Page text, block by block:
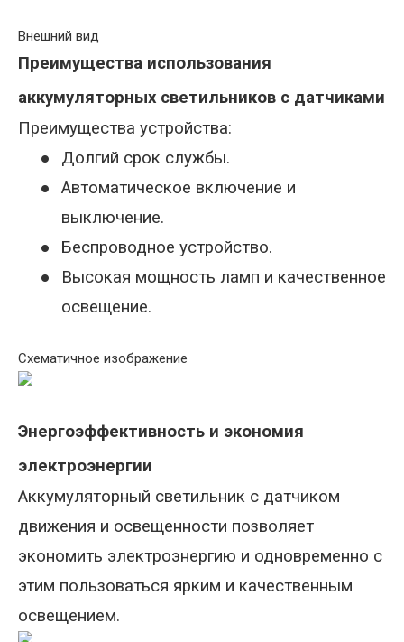
Внешний вид
Преимущества использования
аккумуляторных светильников с датчиками
Преимущества устройства:
●
Долгий срок службы.
●
Автоматическое включение и
выключение.
●
Беспроводное устройство.
●
Высокая мощность ламп и качественное
освещение.
Схематичное изображение
Энергоэффективность и экономия
электроэнергии
Аккумуляторный светильник с датчиком
движения и освещенности позволяет
экономить электроэнергию и одновременно с
этим пользоваться ярким и качественным
освещением.